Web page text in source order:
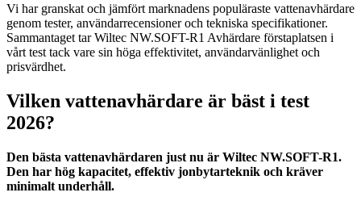
Vi har granskat och jämfört marknadens populäraste vattenavhärdare
genom tester, användarrecensioner och tekniska specifikationer.
Sammantaget tar Wiltec NW.SOFT-R1 Avhärdare förstaplatsen i
vårt test tack vare sin höga effektivitet, användarvänlighet och
prisvärdhet.
Vilken vattenavhärdare är bäst i test
2026?
Den bästa vattenavhärdaren just nu är Wiltec NW.SOFT-R1.
Den har hög kapacitet, effektiv jonbytarteknik och kräver
minimalt underhåll.